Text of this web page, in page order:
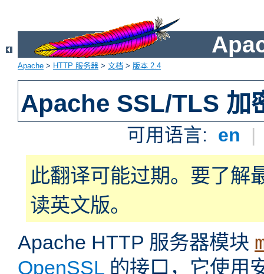
Apache > HTTP 服务器 > 文档 > 版本 2.4
Apache SSL/TLS 加
可用语言: en |
此翻译可能过期。要了解
读英文版。
Apache HTTP 服务器模块
OpenSSL 的接口，它使用